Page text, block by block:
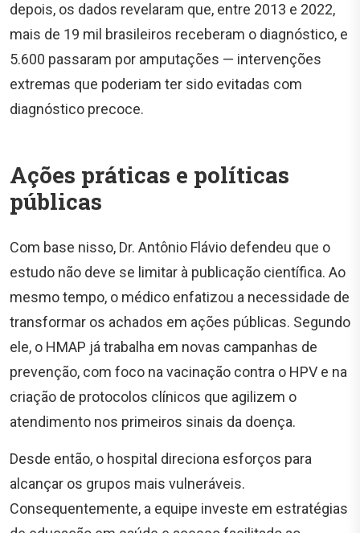
depois, os dados revelaram que, entre 2013 e 2022,
mais de 19 mil brasileiros receberam o diagnóstico, e
5.600 passaram por amputações — intervenções
extremas que poderiam ter sido evitadas com
diagnóstico precoce.
Ações práticas e políticas
públicas
Com base nisso, Dr. Antônio Flávio defendeu que o
estudo não deve se limitar à publicação científica. Ao
mesmo tempo, o médico enfatizou a necessidade de
transformar os achados em ações públicas. Segundo
ele, o HMAP já trabalha em novas campanhas de
prevenção, com foco na vacinação contra o HPV e na
criação de protocolos clínicos que agilizem o
atendimento nos primeiros sinais da doença.
Desde então, o hospital direciona esforços para
alcançar os grupos mais vulneráveis.
Consequentemente, a equipe investe em estratégias